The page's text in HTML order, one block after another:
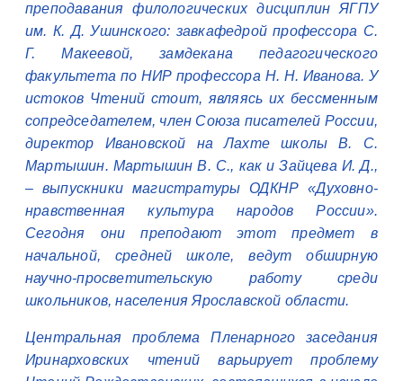
преподавания филологических дисциплин ЯГПУ
им. К. Д. Ушинского: завкафедрой профессора С.
Г. Макеевой, замдекана педагогического
факультета по НИР профессора Н. Н. Иванова. У
истоков Чтений стоит, являясь их бессменным
сопредседателем, член Союза писателей России,
директор Ивановской на Лахте школы В. С.
Мартышин. Мартышин В. С., как и Зайцева И. Д.,
– выпускники магистратуры ОДКНР «Духовно-
нравственная культура народов России».
Сегодня они преподают этот предмет в
начальной, средней школе, ведут обширную
научно-просветительскую работу среди
школьников, населения Ярославской области.
Центральная проблема Пленарного заседания
Иринарховских чтений варьирует проблему